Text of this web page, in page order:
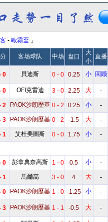
- 歐霸盃 」
客场球队 中场 盘口
大
小
直播
0 貝迪斯 0 - 0 0.25 小 回顾
0 OFI克雷迪 3 - 0 2.25 大
-
2 PAOK沙朗歷基 0 - 2 0.25 小
-
3 PAOK沙朗歷基 0 - 2 -1.5 大
-
1 艾杜美圖斯 0 - 0 1.75 小 -
0 彭拿典奈高斯 1 - 0 0.5 小
-
1 馬爾高 3 - 0 4 大
-
0 PAOK沙朗歷基 1 - 0 -1.25 小
-
3 PAOK沙朗歷基 1 - 1 -0.5 大 -